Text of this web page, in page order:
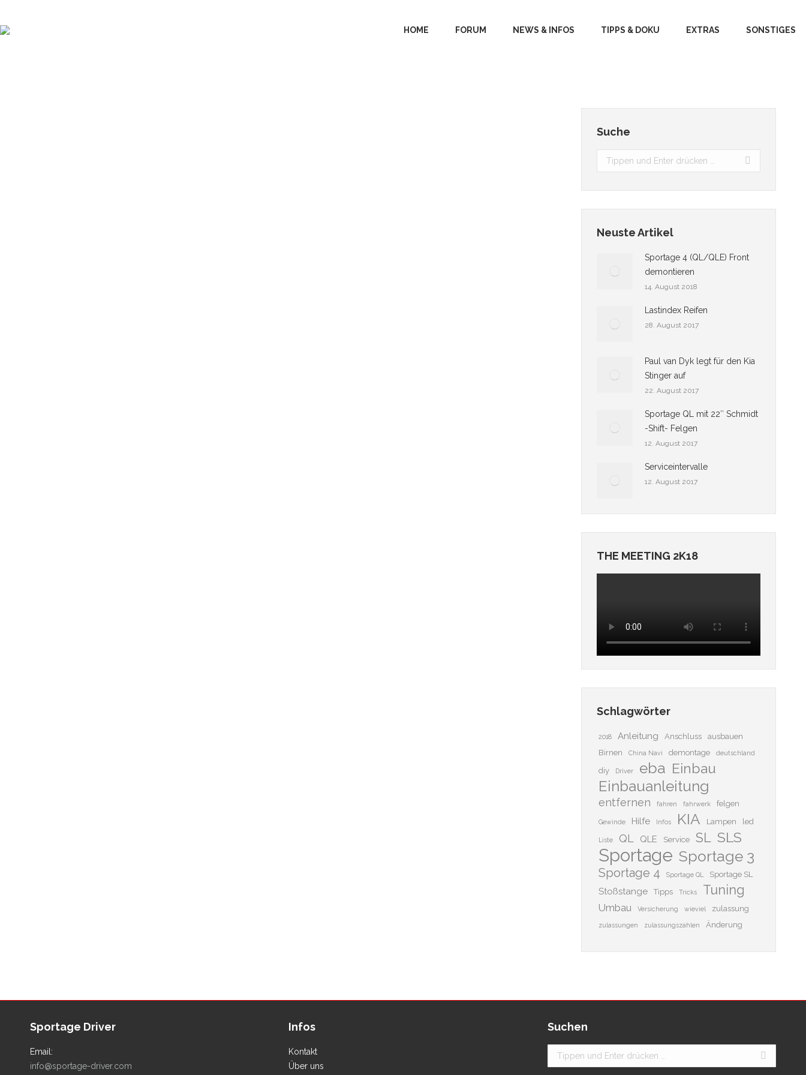
HOME FORUM NEWS & INFOS TIPPS & DOKU EXTRAS SONSTIGES
Suche
Search:
Neuste Artikel
Sportage 4 (QL/QLE) Front
demontieren
14. August 2018
Lastindex Reifen
28. August 2017
Paul van Dyk legt für den Kia
Stinger auf
22. August 2017
Sportage QL mit 22″ Schmidt
-Shift- Felgen
12. August 2017
Serviceintervalle
12. August 2017
THE MEETING 2K18
Schlagwörter
2018 Anleitung Anschluss
ausbauen
Birnen
China Navi demontage deutschland
diy Driver eba Einbau
Einbauanleitung
entfernen fahren fahrwerk felgen
Gewinde Hilfe Infos KIA Lampen led
Liste QL QLE Service SL SLS
Sportage Sportage 3
Sportage 4 Sportage QL Sportage SL
Stoßstange Tipps Tricks Tuning
Umbau Versicherung wieviel zulassung
zulassungen zulassungszahlen Änderung
Sportage Driver
Email:
info@sportage-driver.com
Infos
Kontakt
Über uns
Suchen
Search: